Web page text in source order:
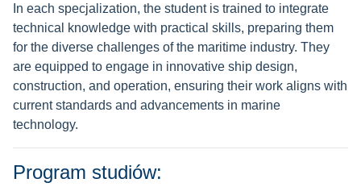
In each specjalization, the student is trained to integrate
technical knowledge with practical skills, preparing them
for the diverse challenges of the maritime industry. They
are equipped to engage in innovative ship design,
construction, and operation, ensuring their work aligns with
current standards and advancements in marine
technology.
Program studiów: